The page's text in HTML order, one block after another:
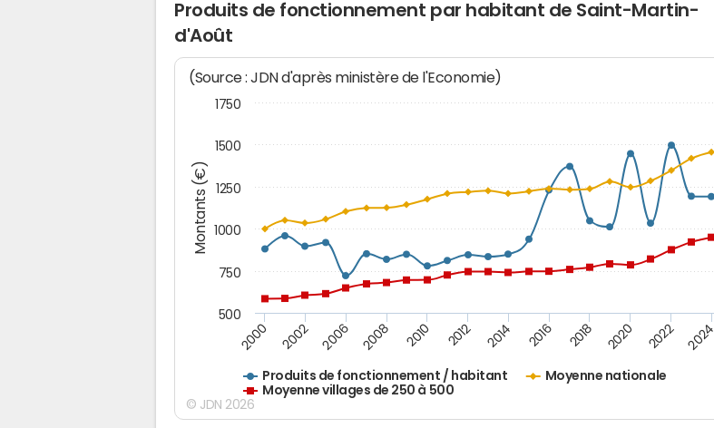
Produits de fonctionnement par habitant de Saint-Martin-
d'Août
Montants (€)
(Source : JDN d'après ministère de l'Economie)
Produits de fonctionnement / habitant
Moyenne nationale
Moyenne villages de 250 à 500
2000 2002 2006 2008 2010 2012 2014 2016 2018 2020 2022 2024
500
750
1000
1250
1500
1750
© JDN 2026